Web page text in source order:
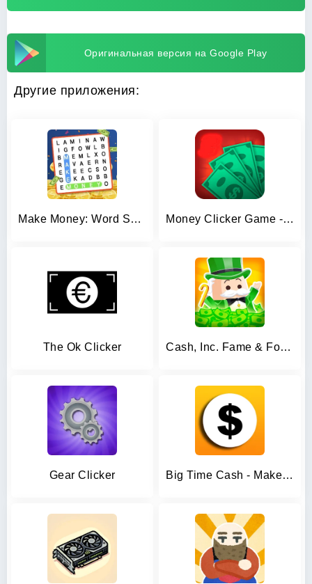
Оригинальная версия на Google Play
Другие приложения:
Make Money: Word Search Money Clicker Game -Money Rain
The Ok Clicker Cash, Inc. Fame & Fortune Game
Gear Clicker Big Time Cash - Make Money